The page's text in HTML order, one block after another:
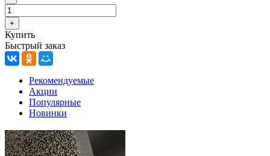
Купить
Быстрый заказ
Рекомендуемые
Акции
Популярные
Новинки